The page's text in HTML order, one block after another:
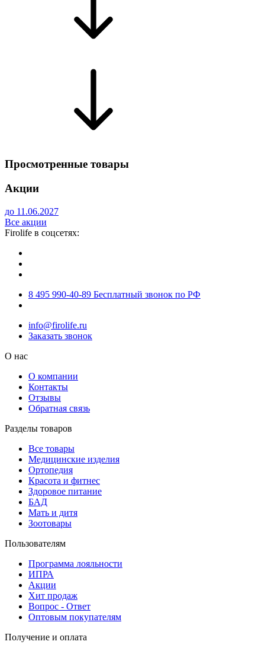
Просмотренные товары
Акции
до 11.06.2027
Все акции
Firolife в соцсетях:
8 495 990-40-89 Бесплатный звонок по РФ
info@firolife.ru
Заказать звонок
О нас
О компании
Контакты
Отзывы
Обратная связь
Разделы товаров
Все товары
Медицинские изделия
Ортопедия
Красота и фитнес
Здоровое питание
БАД
Мать и дитя
Зоотовары
Пользователям
Программа лояльности
ИПРА
Акции
Хит продаж
Вопрос - Ответ
Оптовым покупателям
Получение и оплата